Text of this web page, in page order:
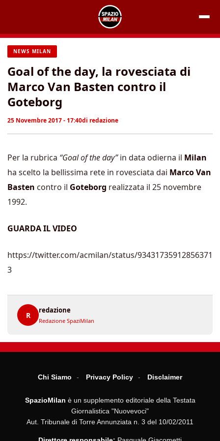
contenuto
NEWS MILAN
Goal of the day, la rovesciata di
Marco Van Basten contro il
Goteborg
25 Novembre 2017 - 17:40di redazione
Per la rubrica “Goal of the day”in data odierna il Milan
ha scelto la bellissima rete in rovesciata dai Marco Van
Basten contro il Goteborg realizzata il 25 novembre
1992.
GUARDA IL VIDEO
https://twitter.com/acmilan/status/93431735912856371
3
R
redazione
Redazione SpaziMilan
Chi Siamo Privacy Policy Disclaimer
SpazioMilan è un supplemento editoriale della Testata
Giornalistica "Nuovevoci"
Aut. Tribunale di Torre Annunziata n. 3 del 10/02/2011